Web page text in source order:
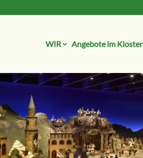
WIR Angebote im Kloster